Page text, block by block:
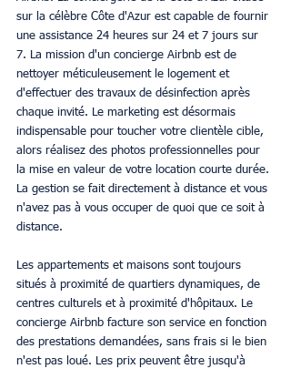
sur la célèbre Côte d'Azur est capable de fournir
une assistance 24 heures sur 24 et 7 jours sur
7. La mission d'un concierge Airbnb est de
nettoyer méticuleusement le logement et
d'effectuer des travaux de désinfection après
chaque invité. Le marketing est désormais
indispensable pour toucher votre clientèle cible,
alors réalisez des photos professionnelles pour
la mise en valeur de votre location courte durée.
La gestion se fait directement à distance et vous
n'avez pas à vous occuper de quoi que ce soit à
distance.
Les appartements et maisons sont toujours
situés à proximité de quartiers dynamiques, de
centres culturels et à proximité d'hôpitaux. Le
concierge Airbnb facture son service en fonction
des prestations demandées, sans frais si le bien
n'est pas loué. Les prix peuvent être jusqu'à